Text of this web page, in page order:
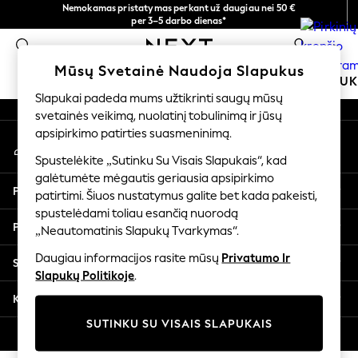
Nemokamas pristatymas perkant už daugiau nei 50 €
per 3–5 darbo dienas*
Dabar galite apsipirkti lietuvių kalba!
0
MOKYKLINĖ APRANGA MERGAITĖMS
SCHOOLWEAR
All Boys Schoolwear
Shoes
Trousers
Shorts
Shirts
Polo Shirts
Sweatshirts & Jumpers
Coats & Jackets
Underwear
Multipacks
All Boys Sport & Swimwear
An error occurred on client
Mūsų socialiniai tinklai
Mano paskyra
Prisijunkite prie savo paskyros
Pagalba
Privatumas ir teisinė informacija
Skyriai
Kitos paslaugos
Mūsų Svetainė Naudoja Slapukus
Slapukai padeda mums užtikrinti saugų mūsų
svetainės veikimą, nuolatinį tobulinimą ir jūsų
apsipirkimo patirties suasmeninimą.
Spustelėkite „Sutinku Su Visais Slapukais“, kad
galėtumėte mėgautis geriausia apsipirkimo
patirtimi. Šiuos nustatymus galite bet kada pakeisti,
spustelėdami toliau esančią nuorodą
„Neautomatinis Slapukų Tvarkymas“.
Daugiau informacijos rasite mūsų Privatumo Ir
Slapukų Politikoje.
SUTINKU SU VISAIS SLAPUKAIS